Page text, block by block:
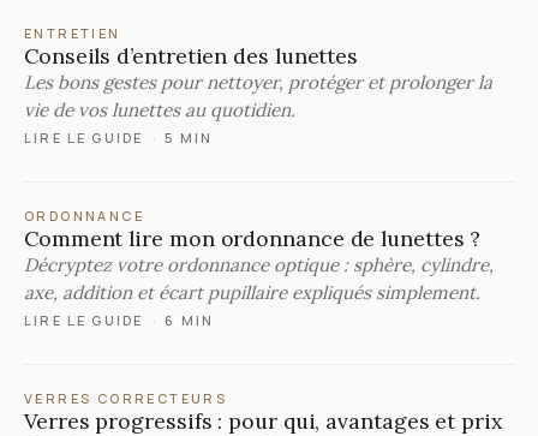
ENTRETIEN
Conseils d’entretien des lunettes
Les bons gestes pour nettoyer, protéger et prolonger la
vie de vos lunettes au quotidien.
LIRE LE GUIDE · 5 MIN
ORDONNANCE
Comment lire mon ordonnance de lunettes ?
Décryptez votre ordonnance optique : sphère, cylindre,
axe, addition et écart pupillaire expliqués simplement.
LIRE LE GUIDE · 6 MIN
VERRES CORRECTEURS
Verres progressifs : pour qui, avantages et prix